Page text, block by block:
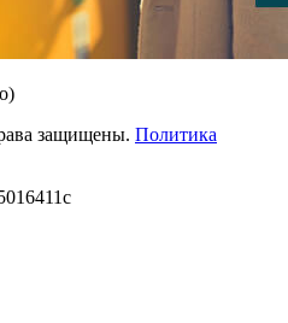
защищены. Политика